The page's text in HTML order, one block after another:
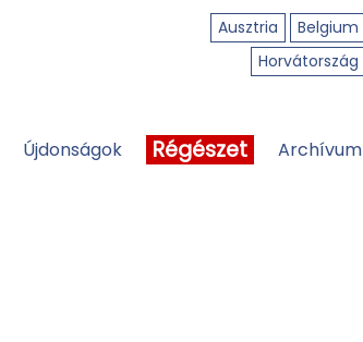
Ausztria Belgium
Horvátország
Újdonságok Régészet Archívum